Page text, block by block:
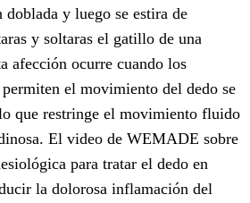
doblada y luego se estira de
y soltaras el gatillo de una
afección ocurre cuando los
el movimiento del dedo se
que restringe el movimiento fluido
El video de WEMADE sobre
para tratar el dedo en
la dolorosa inflamación del